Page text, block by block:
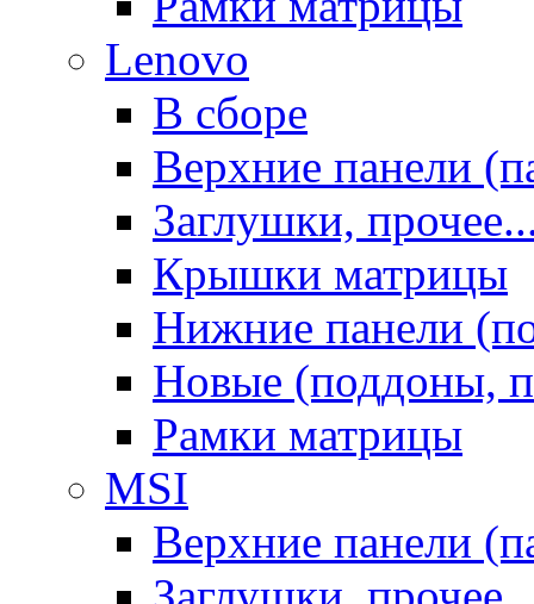
Lenovo
В сборе
Верхние панели
Заглушки,
Крышки матрицы
Нижние панели
Новые (поддоны,
Рамки матрицы
MSI
Верхние панели